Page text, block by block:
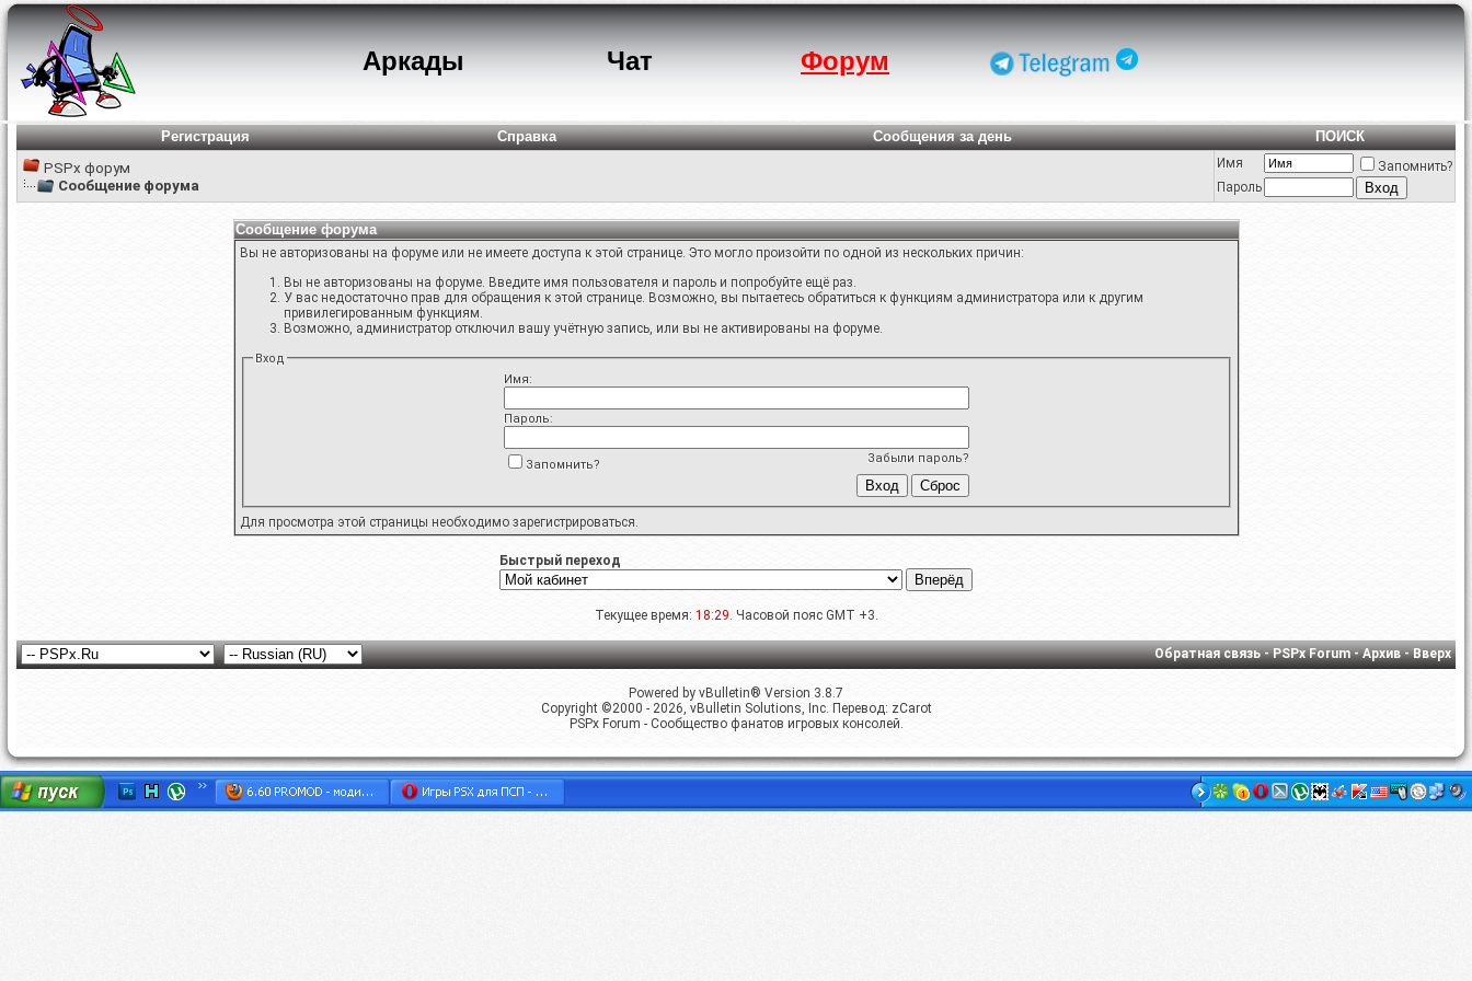
Аркады Чат Форум
Регистрация Справка Сообщения за день
ПОИСК
PSPx форум
Сообщение форума
Имя
Запомнить?
Пароль
Сообщение форума
Вы не авторизованы на форуме или не имеете доступа к этой странице. Это могло произойти по одной из нескольких причин:
Вы не авторизованы на форуме. Введите имя пользователя и пароль и попробуйте ещё раз.
У вас недостаточно прав для обращения к этой странице. Возможно, вы пытаетесь обратиться к функциям администратора или к другим
привилегированным функциям.
Возможно, администратор отключил вашу учётную запись, или вы не активированы на форуме.
Вход
Имя:
Пароль:
Забыли пароль?
Запомнить?
Для просмотра этой страницы необходимо зарегистрироваться.
Быстрый переход
Текущее время: 18:29. Часовой пояс GMT +3.
Обратная связь-PSPx Forum-Архив-Вверх
Powered by vBulletin® Version 3.8.7
Copyright ©2000 - 2026, vBulletin Solutions, Inc. Перевод: zCarot
PSPx Forum - Сообщество фанатов игровых консолей.